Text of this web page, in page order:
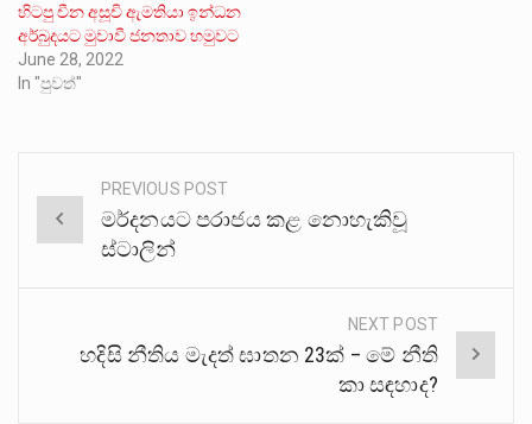
හිටපු චීන අසූචි ඇමතියා ඉන්ධන
අර්බුදයට මුවාවී ජනතාව හමුවට
June 28, 2022
In "පුවත්"
Post
navigation
PREVIOUS POST
මර්දනයට පරාජය කළ නොහැකිවූ
ස්ටාලින්
NEXT POST
හදිසි නීතිය මැදත් ඝාතන 23ක් – මේ නීති
කා සඳහාද?